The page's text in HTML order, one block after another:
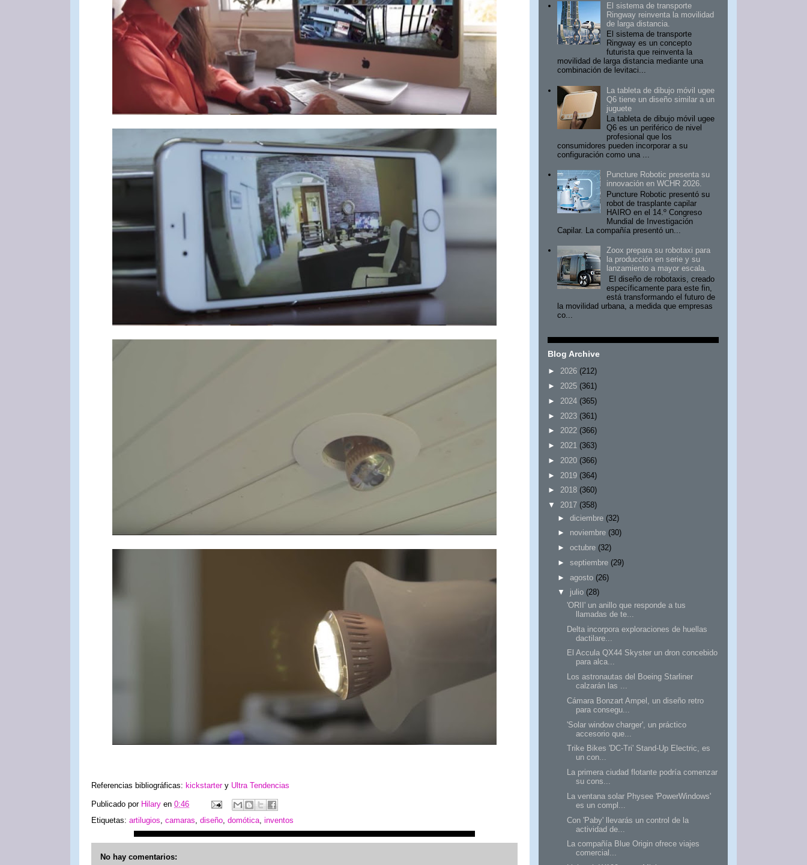
Referencias bibliográficas: kickstartery Ultra Tendencias
Publicado por Hilary en 0:46
Etiquetas: artilugios, camaras, diseño, domótica, inventos
No hay comentarios:
El sistema de transporte
Ringway reinventa la movilidad
de larga distancia.
El sistema de transporte
Ringway es un concepto
futurista que reinventa la
movilidad de larga distancia mediante una
combinación de levitaci...
La tableta de dibujo móvil ugee
Q6 tiene un diseño similar a un
juguete
La tableta de dibujo móvil ugee
Q6 es un periférico de nivel
profesional que los
consumidores pueden incorporar a su
configuración como una ...
Puncture Robotic presenta su
innovación en WCHR 2026.
Puncture Robotic presentó su
robot de trasplante capilar
HAIRO en el 14.º Congreso
Mundial de Investigación
Capilar. La compañía presentó un...
Zoox prepara su robotaxi para
la producción en serie y su
lanzamiento a mayor escala.
El diseño de robotaxis, creado
específicamente para este fin,
está transformando el futuro de
la movilidad urbana, a medida que empresas
co...
Blog Archive
► 2026 (212)
► 2025 (361)
► 2024 (365)
► 2023 (361)
► 2022 (366)
► 2021 (363)
► 2020 (366)
► 2019 (364)
► 2018 (360)
▼
2017 (358)
► diciembre (32)
► noviembre (30)
► octubre (32)
► septiembre (29)
► agosto (26)
▼
julio (28)
'ORII' un anillo que responde a tus
llamadas de te...
Delta incorpora exploraciones de huellas
dactilare...
El Accula QX44 Skyster un dron concebido
para alca...
Los astronautas del Boeing Starliner
calzarán las ...
Cámara Bonzart Ampel, un diseño retro
para consegu...
'Solar window charger', un práctico
accesorio que...
Trike Bikes 'DC-Tri' Stand-Up Electric, es
un con...
La primera ciudad flotante podría comenzar
su cons...
La ventana solar Physee 'PowerWindows'
es un compl...
Con 'Paby' llevarás un control de la
actividad de...
La compañía Blue Origin ofrece viajes
comercial...